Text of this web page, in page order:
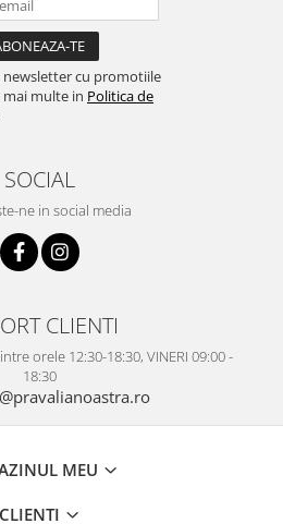
newsletter cu promotiile
mai multe in Politica de
SOCIAL
ne in social media
CLIENTI
orele 12:30-18:30, VINERI 09:00 -
18:30
MEU
CLIENTI